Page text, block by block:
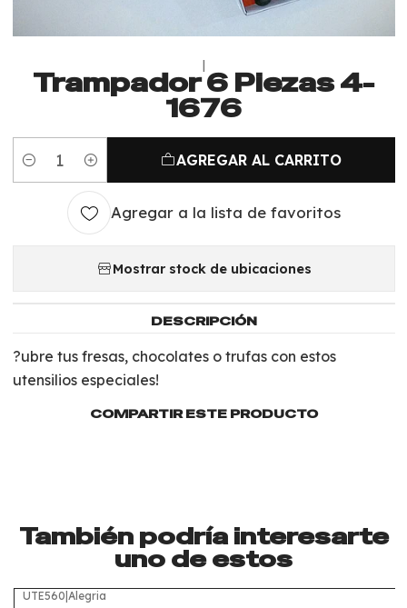
|
Trampador 6 Piezas 4-
1676
Cantidad
AGREGAR AL CARRITO
Agregar a la lista de favoritos
Mostrar stock de ubicaciones
DESCRIPCIÓN
?ubre tus fresas, chocolates o trufas con estos
utensilios especiales!
COMPARTIR ESTE PRODUCTO
También podría interesarte
uno de estos
UTE560|Alegria